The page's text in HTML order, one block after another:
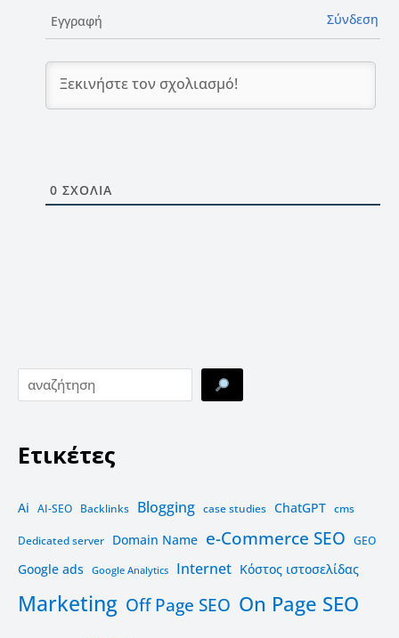
Εγγραφή Σύνδεση
0 ΣΧΌΛΙΑ
Ετικέτες
Ai AI-SEO Backlinks Blogging case studies ChatGPT cms
Dedicated server Domain Name e-Commerce SEO GEO
Google ads Google Analytics Internet Kόστος ιστοσελίδας
Marketing Off Page SEO On Page SEO